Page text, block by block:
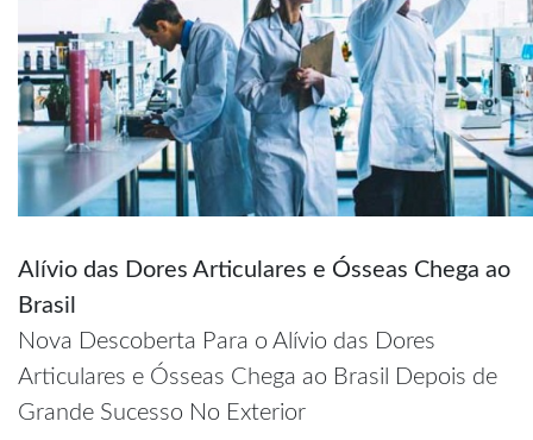
Alívio das Dores Articulares e Ósseas Chega ao
Brasil
Nova Descoberta Para o Alívio das Dores
Articulares e Ósseas Chega ao Brasil Depois de
Grande Sucesso No Exterior